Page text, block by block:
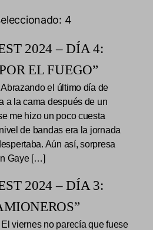
4
2024 – DÍA 4:
EL FUEGO”
el último día de
a la cama después de un
me hizo un poco cuesta
de bandas era la jornada
Aún así, sorpresa
Gaye […]
2024 – DÍA 3:
viernes no parecía que fuese